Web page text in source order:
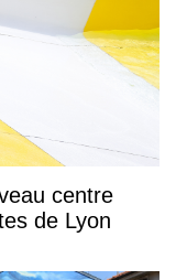
centre
de Lyon